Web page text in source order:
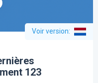
Voir version:
123